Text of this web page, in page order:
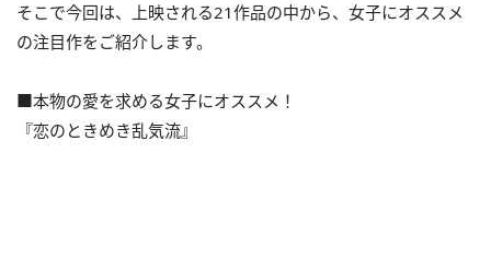
そこで今回は、上映される21作品の中から、女子にオススメ
の注目作をご紹介します。
■本物の愛を求める女子にオススメ！
『恋のときめき乱気流』